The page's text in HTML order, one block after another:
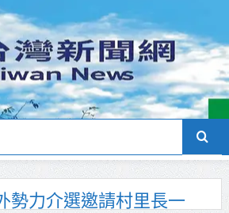
4輛高規格救護車 首配